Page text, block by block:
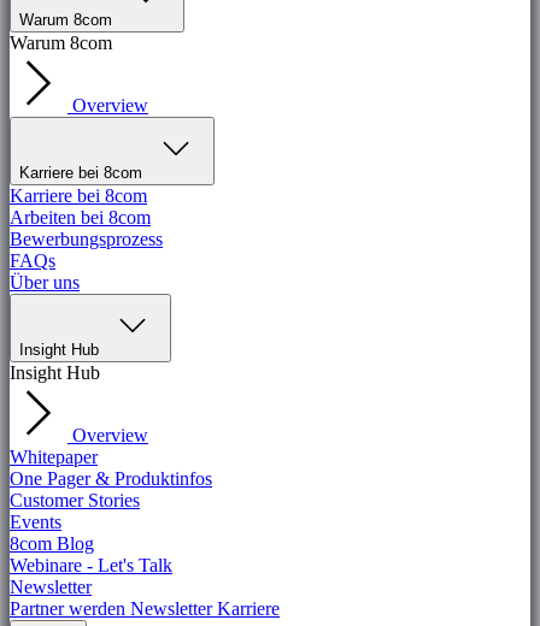
Warum 8com
Warum 8com
Overview
Karriere bei 8com
Karriere bei 8com
Arbeiten bei 8com
Bewerbungsprozess
FAQs
Über uns
Insight Hub
Insight Hub
Overview
Whitepaper
One Pager & Produktinfos
Customer Stories
Events
8com Blog
Webinare - Let's Talk
Newsletter
Partner werden NewsletterKarriere